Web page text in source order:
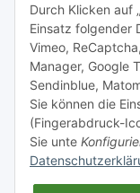
Informationen
Gesetzliche
Durch Klicken auf
Einsatz folgender
Vimeo,
Manager, Google
Sendinblue,
Sie können die
(Fingerabdruck-
Sie unte